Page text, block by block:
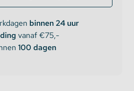
binnen 24 uur
vanaf €75,-
100 dagen